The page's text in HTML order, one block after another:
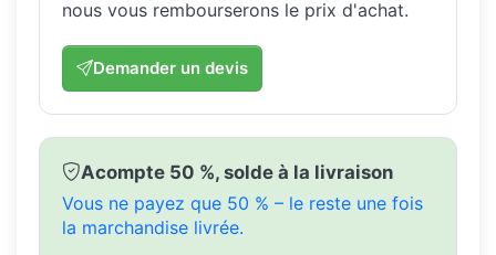
nous vous rembourserons le prix d'achat.
Demander un devis
Acompte 50 %, solde à la livraison
Vous ne payez que 50 % – le reste une fois
la marchandise livrée.